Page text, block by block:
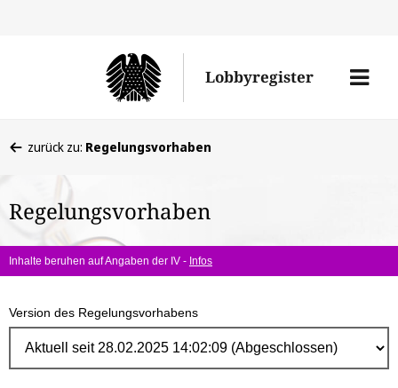
Lobbyregister
Menü
befinden
hier:
zurück zu: Regelungsvorhaben
Regelungsvorhaben
Inhalte beruhen auf Angaben der IV - Infos
Version des Regelungsvorhabens